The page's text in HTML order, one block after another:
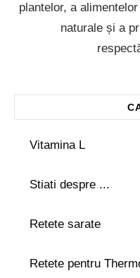
plantelor, a
naturale și a
Vitamina L
Stiati despre ...
Retete sarate
Retete pentru